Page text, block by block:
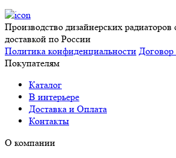
Производство дизайнерских радиаторов
доставкой по России
Политика конфиденциальности
Покупателям
Каталог
В интерьере
Доставка и Оплата
Контакты
О компании